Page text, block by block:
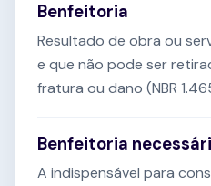
Benfeitoria
Resultado de obra ou
e que não pode ser
fratura ou dano (NBR
Benfeitoria
A indispensável para